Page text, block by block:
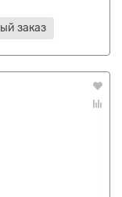
заказ